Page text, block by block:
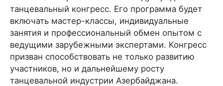
танцевальный конгресс. Его программа будет
включать мастер-классы, индивидуальные
занятия и профессиональный обмен опытом с
ведущими зарубежными экспертами. Конгресс
призван способствовать не только развитию
участников, но и дальнейшему росту
танцевальной индустрии Азербайджана.